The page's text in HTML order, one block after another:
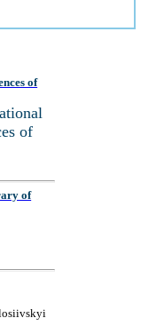
of
of
of